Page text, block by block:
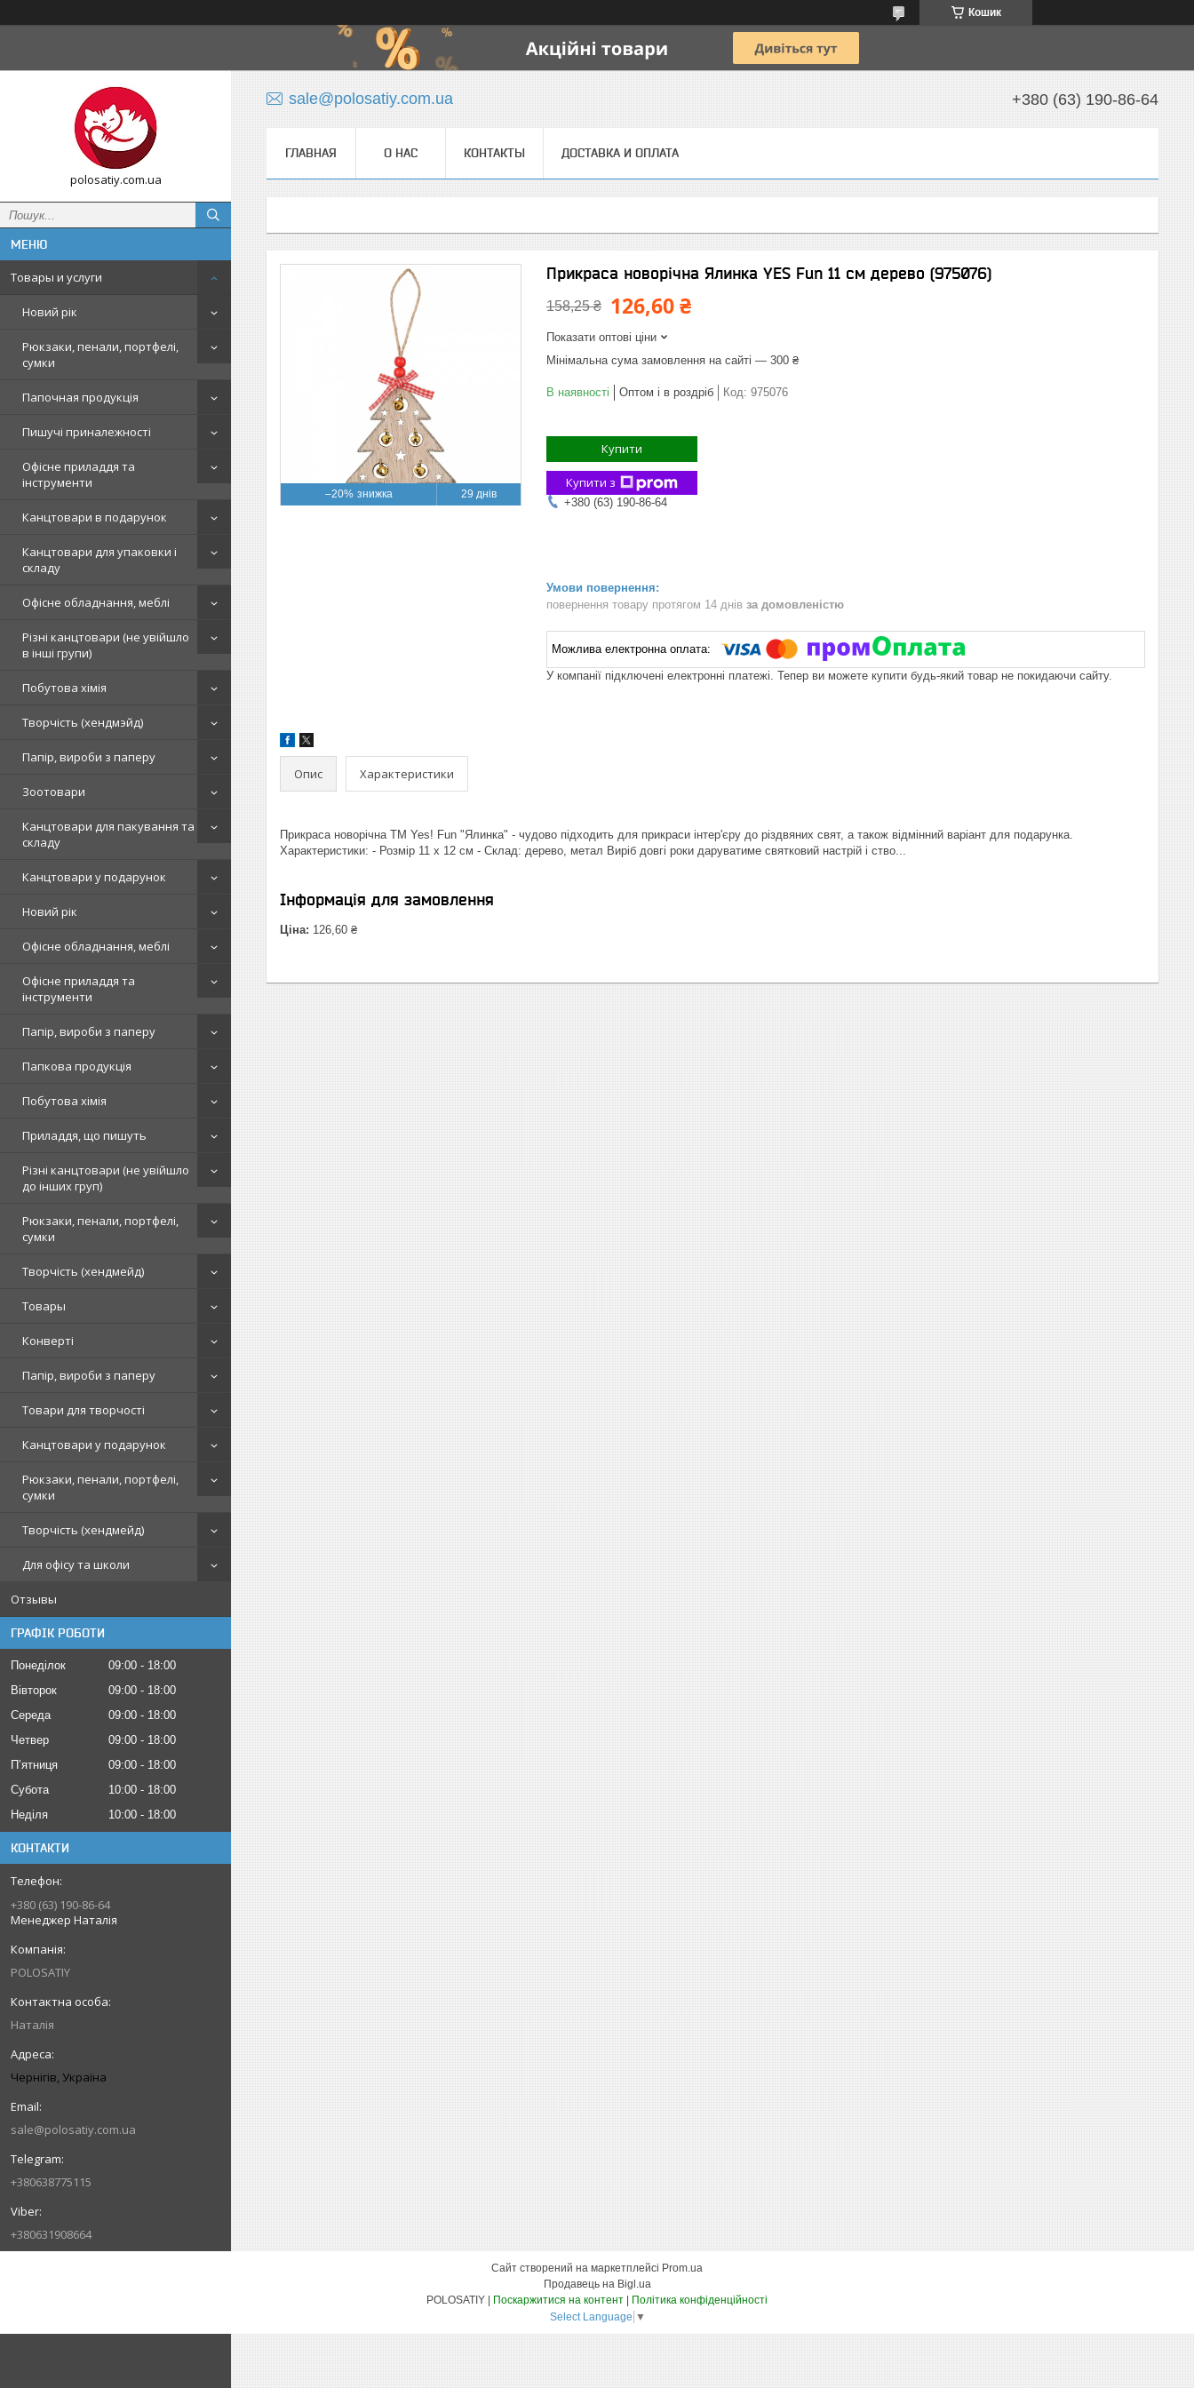
Кошик
polosatiy.com.ua
Товары и услуги
Новий рік
Рюкзаки, пенали, портфелі,
сумки
Папочная продукція
Пишучі приналежності
Офісне приладдя та
інструменти
Канцтовари в подарунок
Канцтовари для упаковки і
складу
Офісне обладнання, меблі
Різні канцтовари (не увійшло
в інші групи)
Побутова хімія
Творчість (хендмэйд)
Папір, вироби з паперу
Зоотовари
Канцтовари для пакування та
складу
Канцтовари у подарунок
Новий рік
Офісне обладнання, меблі
Офісне приладдя та
інструменти
Папір, вироби з паперу
Папкова продукція
Побутова хімія
Приладдя, що пишуть
Різні канцтовари (не увійшло
до інших груп)
Рюкзаки, пенали, портфелі,
сумки
Творчість (хендмейд)
Товары
Конверті
Папір, вироби з паперу
Товари для творчості
Канцтовари у подарунок
Рюкзаки, пенали, портфелі,
сумки
Творчість (хендмейд)
Для офісу та школи
Отзывы
ГРАФІК РОБОТИ
Понеділок 09:00
18:00
Вівторок
09:00
18:00
Середа
09:00
18:00
Четвер
09:00
18:00
Пʼятниця
09:00
18:00
Субота
10:00
18:00
Неділя
10:00 18:00
КОНТАКТИ
+380 (63) 190-86-64
Менеджер Наталія
POLOSATIY
Наталія
Чернігів, Україна
sale@polosatiy.com.ua
+380638775115
+380631908664
sale@polosatiy.com.ua +380 (63) 190-86-64
ГЛАВНАЯ О НАС КОНТАКТЫ ДОСТАВКА И ОПЛАТА
–20% 29 днів
Прикраса новорічна Ялинка YES Fun 11 см дерево (975076)
158,25 ₴ 126,60 ₴
Показати оптові ціни
Мінімальна сума замовлення на сайті — 300 ₴
В наявності Оптом і в роздріб Код: 975076
Купити
Купити з
+380 (63) 190-86-64
повернення товару протягом 14 днів за домовленістю
У компанії підключені електронні платежі. Тепер ви можете купити будь-який товар не покидаючи сайту.
Опис Характеристики
Прикраса новорічна ТМ Yes! Fun "Ялинка" - чудово підходить для прикраси інтер'єру до різдвяних свят, а також відмінний варіант для подарунка.
Характеристики: - Розмір 11 х 12 см - Склад: дерево, метал Виріб довгі роки даруватиме святковий настрій і ство...
Інформація для замовлення
Ціна: 126,60 ₴
Сайт створений на маркетплейсі Prom.ua
Продавець на Bigl.ua
Поскаржитися на контент
Політика конфіденційності
Select Language ▼